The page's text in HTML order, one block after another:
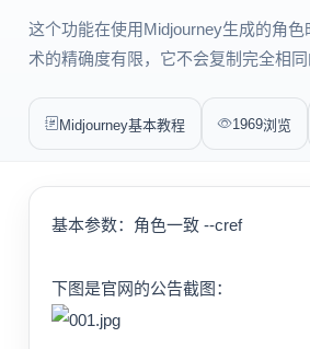
这个功能在使用Midjourney生成的角
术的精确度有限，它不会复制完全相
Midjourney基本教程 1969浏览
基本参数：角色一致 --cref
下图是官网的公告截图：